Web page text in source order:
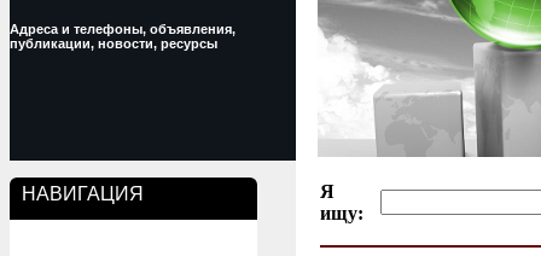
Адреса и телефоны, объявления,
публикации, новости, ресурсы
НАВИГАЦИЯ
Я
ищу: